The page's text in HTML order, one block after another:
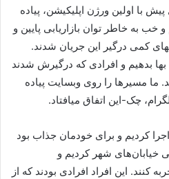
با اولین ورژن اپلیکیشن، پیاده
به خاطر توان بازاریابی پایین و
کمی درگیر این جریان شدند.
بدهیم و افرادی که درگیرش شدند
ما مسیرها را روی وبسایت پیاده
چک-این اتفاق میافتاد.
کردیم و برای خودمان جذاب بود
خیابان‌های شهر کردیم و
کنند. این افراد افرادی بودند که از